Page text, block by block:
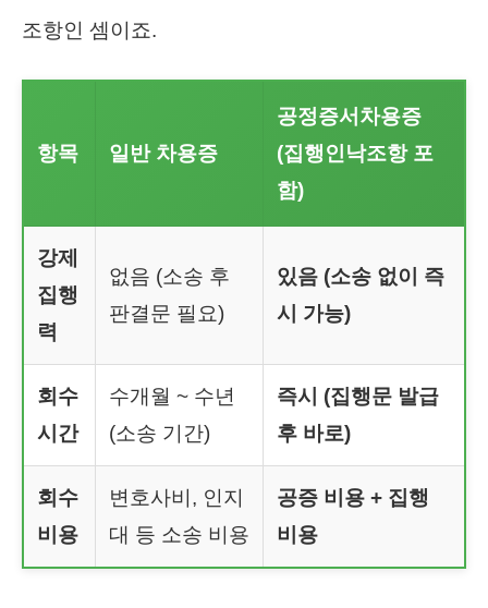
조항인 셈이죠.
항목 일반 차용증
공정증서차용증
(집행인낙조항 포
함)
강제
집행
력
없음 (소송 후
판결문 필요)
있음 (소송 없이 즉
시 가능)
회수
시간
수개월 ~ 수년
(소송 기간)
즉시 (집행문 발급
후 바로)
회수
비용
변호사비, 인지
대 등 소송 비용
공증 비용 + 집행
비용